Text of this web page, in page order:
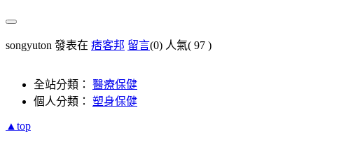
songyuton 發表在 痞客邦 留言(0) 人氣( 97 )
全站分類： 醫療保健
個人分類： 塑身保健
▲top